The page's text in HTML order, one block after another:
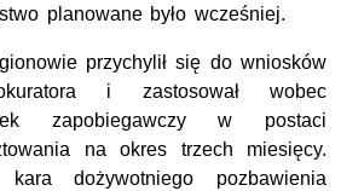
planowane było wcześniej.
przychylił się do wniosków
i zastosował wobec
zapobiegawczy w postaci
na okres trzech miesięcy.
kara dożywotniego pozbawienia